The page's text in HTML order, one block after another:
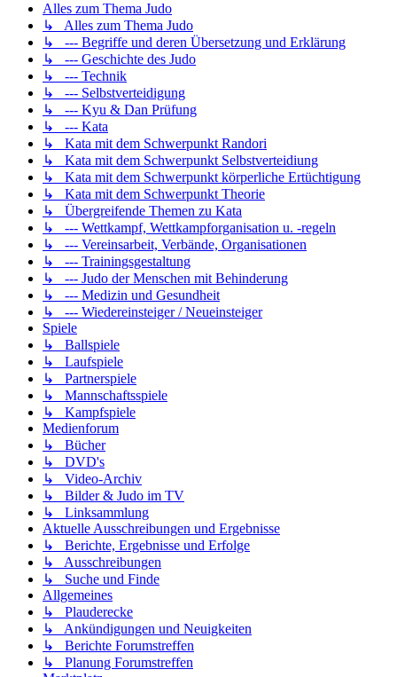
Alles zum Thema Judo
↳ Alles zum Thema Judo
↳ --- Begriffe und deren Übersetzung und Erklärung
↳ --- Geschichte des Judo
↳ --- Technik
↳ --- Selbstverteidigung
↳ --- Kyu & Dan Prüfung
↳ --- Kata
↳ Kata mit dem Schwerpunkt Randori
↳ Kata mit dem Schwerpunkt Selbstverteidiung
↳ Kata mit dem Schwerpunkt körperliche Ertüchtigung
↳ Kata mit dem Schwerpunkt Theorie
↳ Übergreifende Themen zu Kata
↳ --- Wettkampf, Wettkampforganisation u. -regeln
↳ --- Vereinsarbeit, Verbände, Organisationen
↳ --- Trainingsgestaltung
↳ --- Judo der Menschen mit Behinderung
↳ --- Medizin und Gesundheit
↳ --- Wiedereinsteiger / Neueinsteiger
Spiele
↳ Ballspiele
↳ Laufspiele
↳ Partnerspiele
↳ Mannschaftsspiele
↳ Kampfspiele
Medienforum
↳ Bücher
↳ DVD's
↳ Video-Archiv
↳ Bilder & Judo im TV
↳ Linksammlung
Aktuelle Ausschreibungen und Ergebnisse
↳ Berichte, Ergebnisse und Erfolge
↳ Ausschreibungen
↳ Suche und Finde
Allgemeines
↳ Plauderecke
↳ Ankündigungen und Neuigkeiten
↳ Berichte Forumstreffen
↳ Planung Forumstreffen